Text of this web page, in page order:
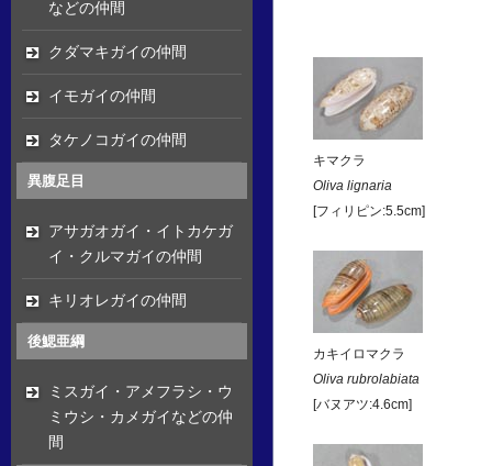
キマクラ
Oliva lignaria
[フィリピン:5.5cm]
カキイロマクラ
Oliva rubrolabiata
[バヌアツ:4.6cm]
などの仲間
クダマキガイの仲間
イモガイの仲間
タケノコガイの仲間
異腹足目
アサガオガイ・イトカケガ
イ・クルマガイの仲間
キリオレガイの仲間
後鰓亜綱
ミスガイ・アメフラシ・ウ
ミウシ・カメガイなどの仲
間